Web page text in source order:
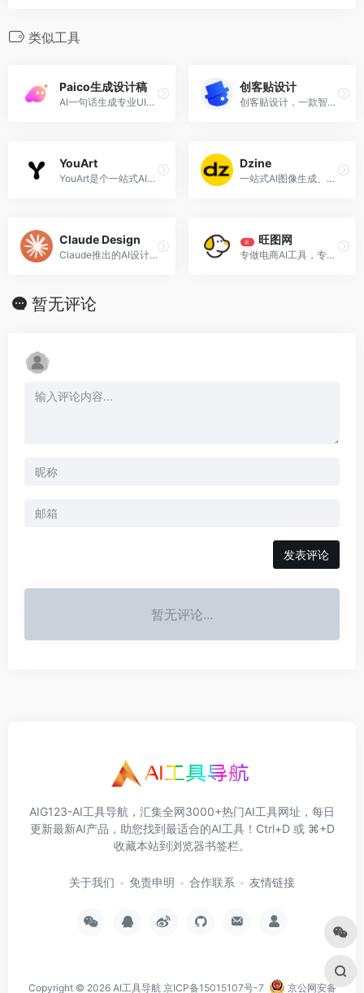
类似工具
Paico生成设计稿
AI一句话生成专业UI，设计从未如此简单。
创客贴设计
创客贴设计，一款智能在线设计工具，设计不求人，AI助你零基础完成专业设计！
YouArt
YouArt是个一站式AI图像与视...
Dzine
一站式AI图像生成、设计、编辑平台
Claude Design
Claude推出的AI设计协作工具
新 旺图网
专做电商AI工具，专做电商模版商城，真的好用！
暂无评论
发表评论
暂无评论...
AIG123-AI工具导航，汇集全网3000+热门AI工具网址，每日
更新最新AI产品，助您找到最适合的AI工具！Ctrl+D 或 ⌘+D
收藏本站到浏览器书签栏。
关于我们 免责申明 合作联系 友情链接
Copyright © 2026 AI工具导航 京ICP备15015107号-7 京公网安备